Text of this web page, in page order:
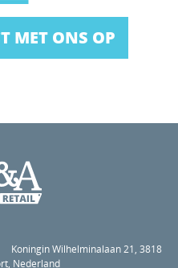
MET ONS OP
Koningin Wilhelminalaan 21, 3818
Nederland